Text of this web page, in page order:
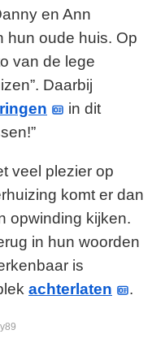
en Ann
hun oude huis. Op
van de lege
Daarbij
in dit
veel plezier op
komt er dan
opwinding kijken.
in hun woorden
is
achterlaten .